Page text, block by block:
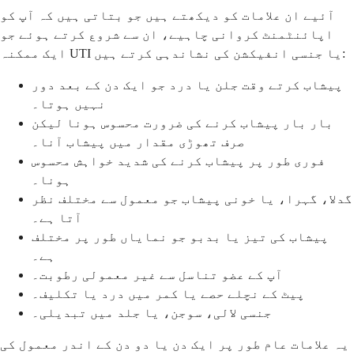
آئیے ان علامات کو دیکھتے ہیں جو بتاتی ہیں کہ آپ کو
اپائنٹمنٹ کروانی چاہیے، ان سے شروع کرتے ہوئے جو
ایک ممکنہ UTI یا جنسی انفیکشن کی نشاندہی کرتے ہیں:
پیشاب کرتے وقت جلن یا درد جو ایک دن کے بعد دور
نہیں ہوتا۔
بار بار پیشاب کرنے کی ضرورت محسوس ہونا لیکن
صرف تھوڑی مقدار میں پیشاب آنا۔
فوری طور پر پیشاب کرنے کی شدید خواہش محسوس
ہونا۔
گدلا، گہرا، یا خونی پیشاب جو معمول سے مختلف نظر
آتا ہے۔
پیشاب کی تیز یا بدبو جو نمایاں طور پر مختلف
ہے۔
آپ کے عضو تناسل سے غیر معمولی رطوبت۔
پیٹ کے نچلے حصے یا کمر میں درد یا تکلیف۔
جنسی لالی، سوجن، یا جلد میں تبدیلی۔
یہ علامات عام طور پر ایک دن یا دو دن کے اندر معمول کی